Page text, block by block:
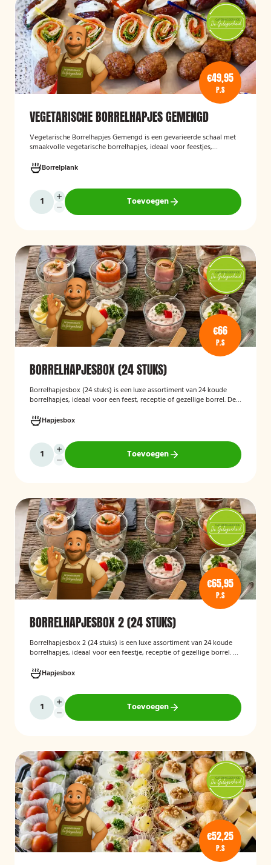
€49,95
P.S
VEGETARISCHE BORRELHAPJES GEMENGD
Vegetarische Borrelhapjes Gemengd is een gevarieerde schaal met
smaakvolle vegetarische borrelhapjes, ideaal voor feestjes,
feestelijke mix van vegetarische lekkernijen die geschikt zijn voor
zowel vegetariërs als andere gasten.
Borrelplank
Toevoegen
€66
P.S
BORRELHAPJESBOX (24 STUKS)
Borrelhapjesbox (24 stuks) is een luxe assortiment van 24 koude
borrelhapjes, ideaal voor een feest, receptie of gezellige borrel. De
zalmrolletjes, brie met notenmelange en vitello tonato, verzorgd
gepresenteerd en direct klaar om te serveren.
Hapjesbox
Toevoegen
€65,95
P.S
BORRELHAPJESBOX 2 (24 STUKS)
Borrelhapjesbox 2 (24 stuks) is een luxe assortiment van 24 koude
borrelhapjes, ideaal voor een feestje, receptie of gezellige borrel. De
klaar worden geleverd, zodat u uw gasten eenvoudig kunt trakteren
op een smaakvolle en feestelijke borrelervaring.
Hapjesbox
Toevoegen
€52,25
P.S